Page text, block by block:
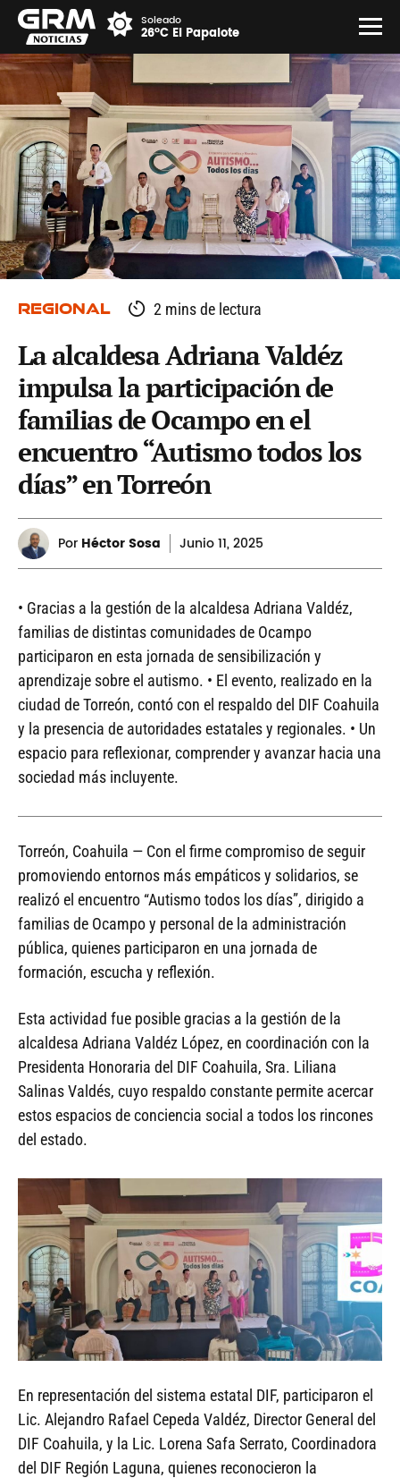
Soleado
26°C El Papalote
REGIONAL 2 mins de lectura
La alcaldesa Adriana Valdéz
impulsa la participación de
familias de Ocampo en el
encuentro “Autismo todos los
días” en Torreón
Por Héctor Sosa Junio11, 2025
• Gracias a la gestión de la alcaldesa Adriana Valdéz,
familias de distintas comunidades de Ocampo
participaron en esta jornada de sensibilización y
aprendizaje sobre el autismo. • El evento, realizado en la
ciudad de Torreón, contó con el respaldo del DIF Coahuila
y la presencia de autoridades estatales y regionales. • Un
espacio para reflexionar, comprender y avanzar hacia una
sociedad más incluyente.
Torreón, Coahuila — Con el firme compromiso de seguir
promoviendo entornos más empáticos y solidarios, se
realizó el encuentro “Autismo todos los días”, dirigido a
familias de Ocampo y personal de la administración
pública, quienes participaron en una jornada de
formación, escucha y reflexión.
Esta actividad fue posible gracias a la gestión de la
alcaldesa Adriana Valdéz López, en coordinación con la
Presidenta Honoraria del DIF Coahuila, Sra. Liliana
Salinas Valdés, cuyo respaldo constante permite acercar
estos espacios de conciencia social a todos los rincones
del estado.
En representación del sistema estatal DIF, participaron el
Lic. Alejandro Rafael Cepeda Valdéz, Director General del
DIF Coahuila, y la Lic. Lorena Safa Serrato, Coordinadora
del DIF Región Laguna, quienes reconocieron la